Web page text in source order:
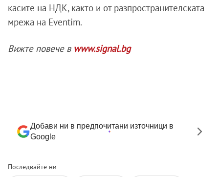
касите на НДК, както и от разпространителската
мрежа на Eventim.
Вижте повече в www.signal.bg
Добави ни в предпочитани източници в
Google
Последвайте ни